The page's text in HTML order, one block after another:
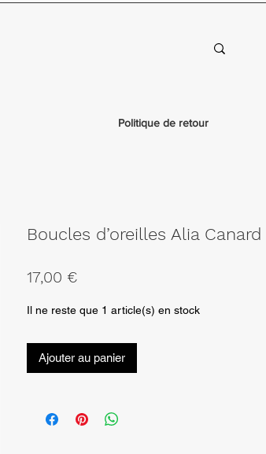
Politique de retour
Boucles d’oreilles Alia Canard
17,00 €
Il ne reste que 1 article(s) en stock
Ajouter au panier